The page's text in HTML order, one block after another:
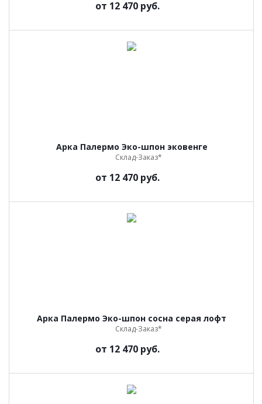
от 12 470 руб.
Арка Палермо Эко-шпон эковенге
Склад-Заказ*
от 12 470 руб.
Арка Палермо Эко-шпон сосна серая лофт
Склад-Заказ*
от 12 470 руб.